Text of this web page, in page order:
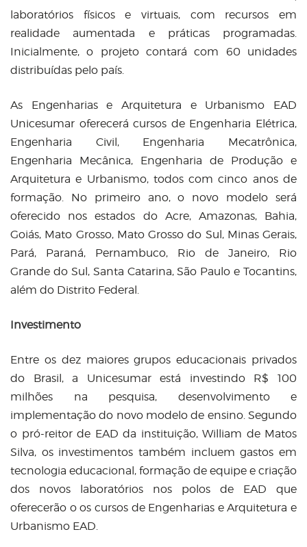
laboratórios físicos e virtuais, com recursos em
realidade aumentada e práticas programadas.
Inicialmente, o projeto contará com 60 unidades
distribuídas pelo país.
As Engenharias e Arquitetura e Urbanismo EAD
Unicesumar oferecerá cursos de Engenharia Elétrica,
Engenharia Civil, Engenharia Mecatrônica,
Engenharia Mecânica, Engenharia de Produção e
Arquitetura e Urbanismo, todos com cinco anos de
formação. No primeiro ano, o novo modelo será
oferecido nos estados do Acre, Amazonas, Bahia,
Goiás, Mato Grosso, Mato Grosso do Sul, Minas Gerais,
Pará, Paraná, Pernambuco, Rio de Janeiro, Rio
Grande do Sul, Santa Catarina, São Paulo e Tocantins,
além do Distrito Federal.
Investimento
Entre os dez maiores grupos educacionais privados
do Brasil, a Unicesumar está investindo R$ 100
milhões na pesquisa, desenvolvimento e
implementação do novo modelo de ensino. Segundo
o pró-reitor de EAD da instituição, William de Matos
Silva, os investimentos também incluem gastos em
tecnologia educacional, formação de equipe e criação
dos novos laboratórios nos polos de EAD que
oferecerão o os cursos de Engenharias e Arquitetura e
Urbanismo EAD.